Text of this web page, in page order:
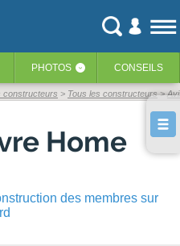
PHOTOS ‹ CONSEILS
constructeurs Tous les constructeurs
Home
des membres sur